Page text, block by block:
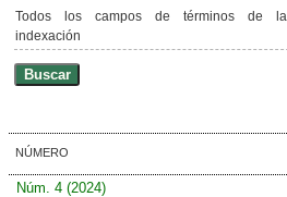
Todos los campos de términos de la
indexación
NÚMERO
Núm. 4 (2024)